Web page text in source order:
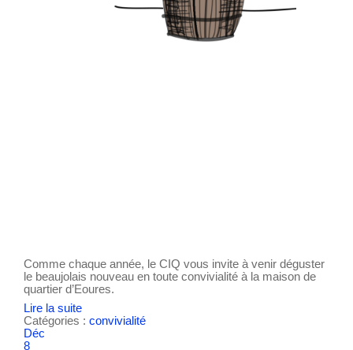
Comme chaque année, le CIQ vous invite à venir déguster
le beaujolais nouveau en toute convivialité à la maison de
quartier d’Eoures.
Lire la suite
Catégories : convivialité
Déc
8